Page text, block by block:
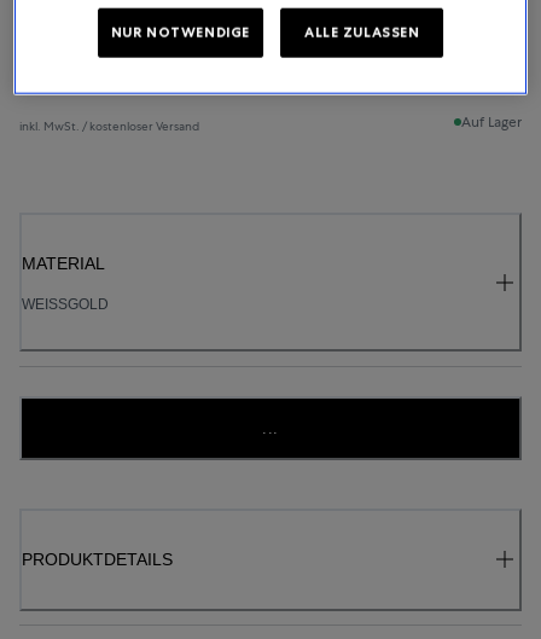
inkl. MwSt. / kostenloser Versand Auf Lager
MATERIAL
WEISSGOLD
...
PRODUKTDETAILS
NUR NOTWENDIGE ALLE ZULASSEN